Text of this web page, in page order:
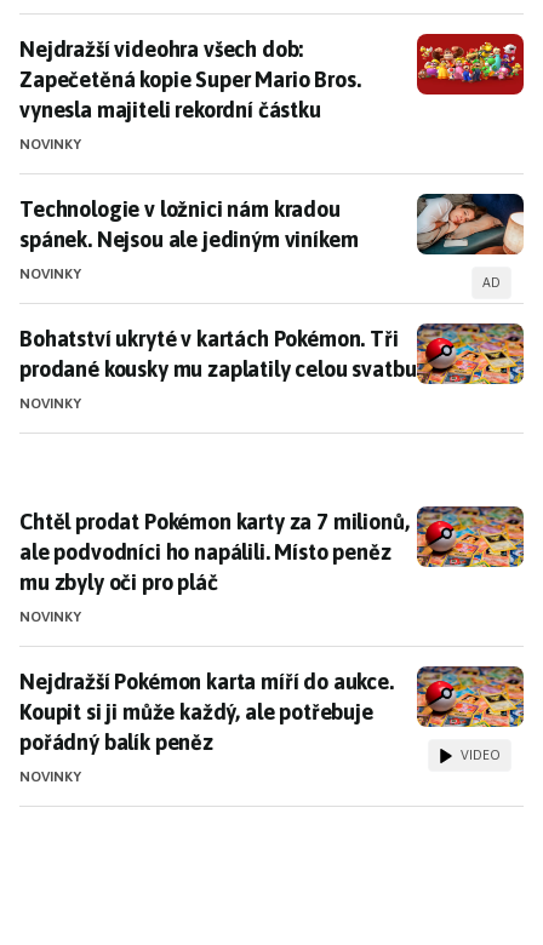
Nejdražší videohra všech dob: Zapečetěná kopie
Nejdražší videohra všech dob:
Zapečetěná kopie Super Mario Bros.
vynesla majiteli rekordní částku
NOVINKY
Technologie v ložnici nám kradou spánek. Nejsou
Technologie v ložnici nám kradou
spánek. Nejsou ale jediným viníkem
NOVINKY AD
Bohatství ukryté v kartách Pokémon. Tři prodané
Bohatství ukryté v kartách Pokémon. Tři
prodané kousky mu zaplatily celou svatbu
NOVINKY
Chtěl prodat Pokémon karty za 7 milionů, ale
Chtěl prodat Pokémon karty za 7 milionů,
ale podvodníci ho napálili. Místo peněz
mu zbyly oči pro pláč
NOVINKY
Nejdražší Pokémon karta míří do aukce. Koupit si ji
Nejdražší Pokémon karta míří do aukce.
Koupit si ji může každý, ale potřebuje
pořádný balík peněz
NOVINKY
VIDEO